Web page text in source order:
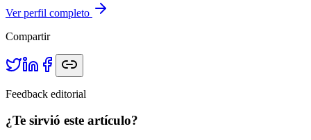
Ver perfil completo
Compartir
Feedback editorial
¿Te sirvió este artículo?